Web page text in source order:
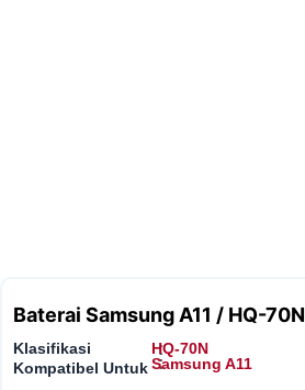
Baterai Samsung A11 / HQ-70N
Klasifikasi
Kompatibel Untuk
:
:
HQ-70N
Samsung A11